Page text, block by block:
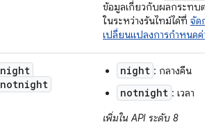
ข้อมูลเกี่ยวกับผลกระทบต่
ในระหว่างรันไทม์ได้ที่ จัดกา
เปลี่ยนแปลงการกำหนดค่า
night
notnight
night : กลางคืน
notnight : เวลา
เพิ่มใน API ระดับ 8